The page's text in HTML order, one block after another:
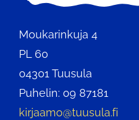
Moukarinkuja 4
PL 60
04301 Tuusula
Puhelin: 09 87181
kirjaamo@tuusula.fi